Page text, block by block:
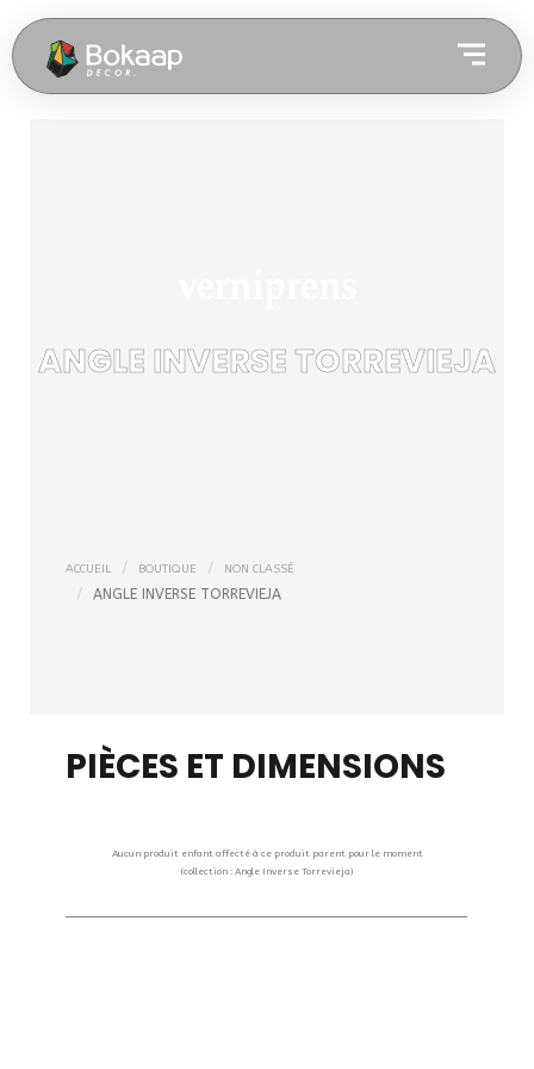
ANGLE INVERSE TORREVIEJA
ACCUEIL BOUTIQUE NON CLASSÉ
ANGLE INVERSE TORREVIEJA
PIÈCES ET DIMENSIONS
Aucun produit enfant affecté à ce produit parent pour le moment
(collection : Angle Inverse Torrevieja)